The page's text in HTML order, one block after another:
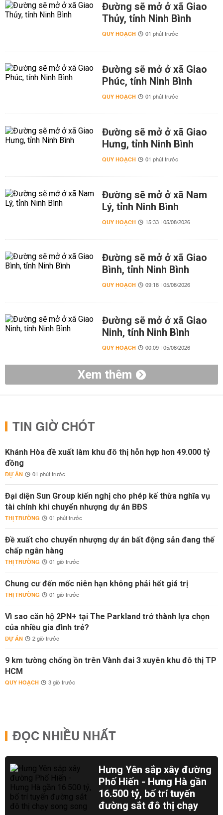
Đường sẽ mở ở xã Giao
Thủy, tỉnh Ninh Bình
QUY HOẠCH 01 phút trước
Đường sẽ mở ở xã Giao
Phúc, tỉnh Ninh Bình
QUY HOẠCH 01 phút trước
Đường sẽ mở ở xã Giao
Hưng, tỉnh Ninh Bình
QUY HOẠCH 01 phút trước
Đường sẽ mở ở xã Nam
Lý, tỉnh Ninh Bình
QUY HOẠCH 15:33 | 05/08/2026
Đường sẽ mở ở xã Giao
Bình, tỉnh Ninh Bình
QUY HOẠCH 09:18 | 05/08/2026
Đường sẽ mở ở xã Giao
Ninh, tỉnh Ninh Bình
QUY HOẠCH 00:09 | 05/08/2026
Xem thêm
TIN GIỜ CHÓT
Khánh Hòa đề xuất làm khu đô thị hỗn hợp hơn 49.000 tỷ
đồng
DỰ ÁN 01 phút trước
Đại diện Sun Group kiến nghị cho phép kế thừa nghĩa vụ
tài chính khi chuyển nhượng dự án BĐS
THỊ TRƯỜNG 01 phút trước
Đề xuất cho chuyển nhượng dự án bất động sản đang thế
chấp ngân hàng
THỊ TRƯỜNG 01 giờ trước
Chung cư đến mốc niên hạn không phải hết giá trị
THỊ TRƯỜNG 01 giờ trước
Vì sao căn hộ 2PN+ tại The Parkland trở thành lựa chọn
của nhiều gia đình trẻ?
DỰ ÁN 2 giờ trước
9 km tường chống ồn trên Vành đai 3 xuyên khu đô thị TP
HCM
QUY HOẠCH 3 giờ trước
ĐỌC NHIỀU NHẤT
Hưng Yên sắp xây đường
Phố Hiến - Hưng Hà gần
16.500 tỷ, bố trí tuyến
đường sắt đô thị chạy